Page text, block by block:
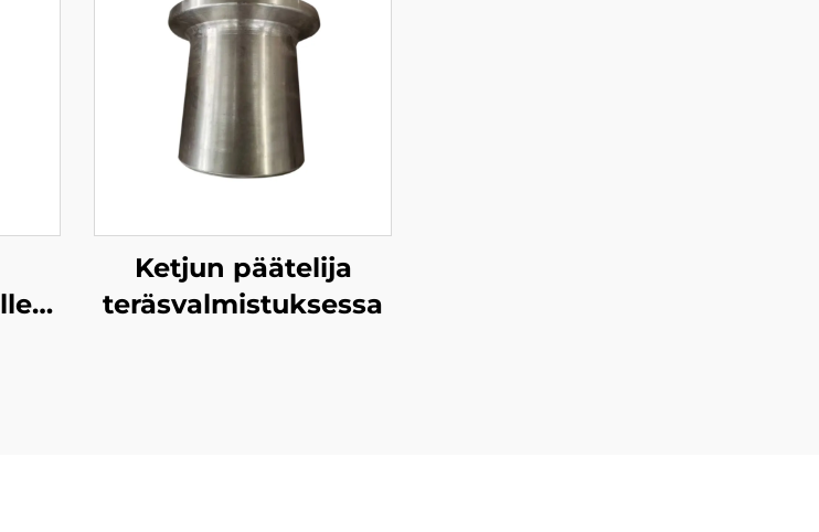
Ketjun päätelija
teräsvalmistuksessa